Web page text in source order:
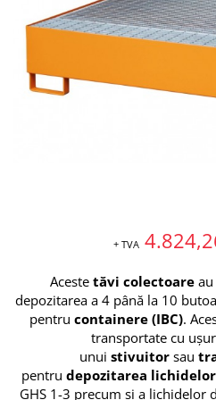
Rafturi
Suport / Stativ
Dulap substante chimice
Cărucioare
Role si roti pentru lize
Scaune pentru utilaje și stivuitoare
Masini unelte
Uleiuri
Brate prelungitoare
Lama de zapada
Matura stivuitor
Cupa Stivuitor
Containere basculante
Tip 4A - cu deblocare automată
Tip AK - sistem abroll
Tip EXPO - basculare prin rulare
Tip BKM - basculare prin rulare
Tip SKM - pentru span
Solutii intretinere lant moto
Produse Liqui Moly
Liqui Moly 5w30
Liqui Moly 5w40
+ TVA
Aceste tăvi colectoare
depozitarea a 4 până la 10
pentru containere (IBC).
transportate cu
unui stivuitorsau
pentru depozitarea lichidelor
GHS 1-3 precum și a lichidelor